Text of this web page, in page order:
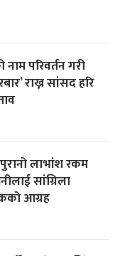
नाम परिवर्तन गरी
राख्न सांसद हरि
लाभांश रकम
सांग्रिला
आग्रह